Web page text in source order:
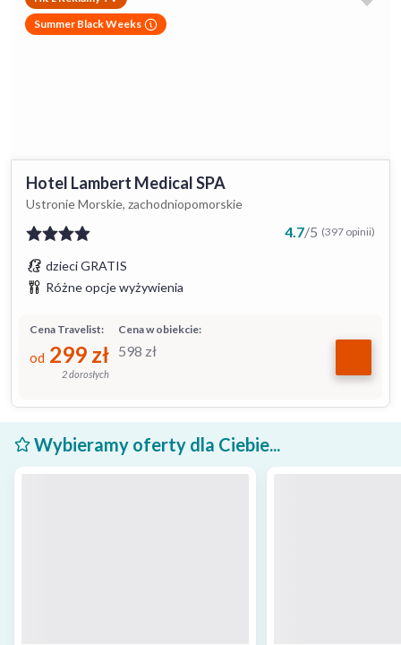
Summer Black Weeks
Hotel Lambert Medical SPA
Ustronie Morskie, zachodniopomorskie
4.7/5 (397 opinii)
dzieci GRATIS
Różne opcje wyżywienia
Cena w obiekcie:
598 zł
Cena Travelist:
od 299 zł
2 dorosłych
Wybieramy oferty dla Ciebie...